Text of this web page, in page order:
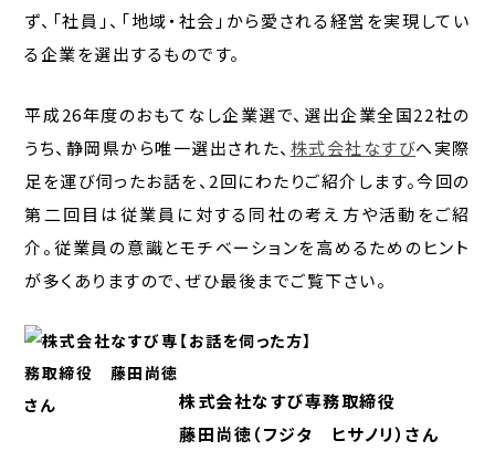
ず、「社員」、「地域・社会」から愛される経営を実現してい
る企業を選出するものです。
平成26年度のおもてなし企業選で、選出企業全国22社の
うち、静岡県から唯一選出された、 株式会社なすびへ実際
足を運び伺ったお話を、2回にわたりご紹介します。今回の
第二回目は従業員に対する同社の考え方や活動をご紹
介。従業員の意識とモチベーションを高めるためのヒント
が多くありますので、ぜひ最後までご覧下さい。
【お話を伺った方】
株式会社なすび専務取締役
藤田尚徳（フジタ ヒサノリ）さん